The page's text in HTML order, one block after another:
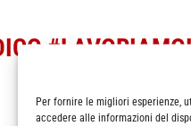
Per fornire le migliori esperienze,
accedere alle informazioni del